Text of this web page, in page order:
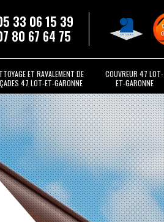
33 06 15 39
80 67 64 75
ET RAVALEMENT DE
47 LOT-ET-GARONNE
COUVREUR 47 LOT-
ET-GARONNE